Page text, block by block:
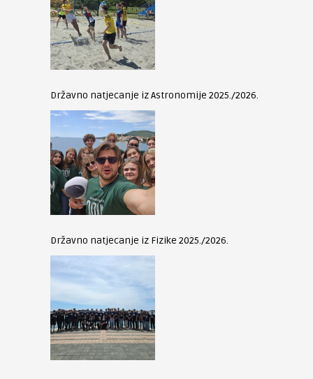
Državno natjecanje iz Astronomije 2025./2026.
Državno natjecanje iz Fizike 2025./2026.